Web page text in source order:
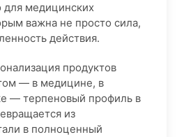
для медицинских
важна не просто сила,
действия.
продуктов
— в медицине, в
— терпеновый профиль в
из
в полноценный